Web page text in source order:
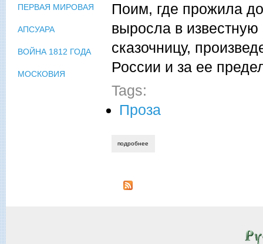
Поим, где прожила
выросла в известную
сказочницу,
России и за ее
Tags:
Проза
подробнее
ПЕРВАЯ МИРОВАЯ
АПСУАРА
ВОЙНА 1812 ГОДА
МОСКОВИЯ